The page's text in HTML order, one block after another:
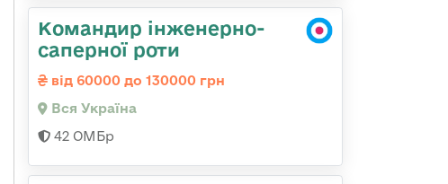
Командир інженерно-
саперної роти
від 60000 до 130000 грн
Вся Україна
42 ОМБр